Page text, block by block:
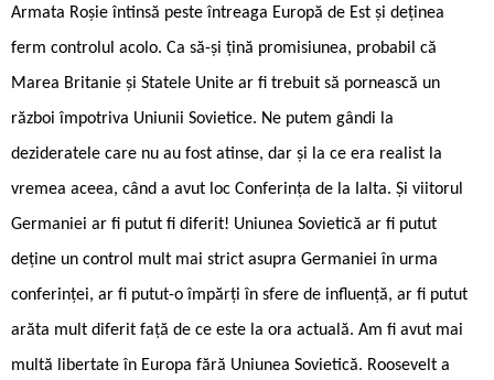
Armata Roșie întinsă peste întreaga Europă de Est și deținea
ferm controlul acolo. Ca să-și țină promisiunea, probabil că
Marea Britanie și Statele Unite ar fi trebuit să pornească un
război împotriva Uniunii Sovietice. Ne putem gândi la
dezideratele care nu au fost atinse, dar și la ce era realist la
vremea aceea, când a avut loc Conferința de la Ialta. Și viitorul
Germaniei ar fi putut fi diferit! Uniunea Sovietică ar fi putut
deține un control mult mai strict asupra Germaniei în urma
conferinței, ar fi putut-o împărți în sfere de influență, ar fi putut
arăta mult diferit față de ce este la ora actuală. Am fi avut mai
multă libertate în Europa fără Uniunea Sovietică. Roosevelt a